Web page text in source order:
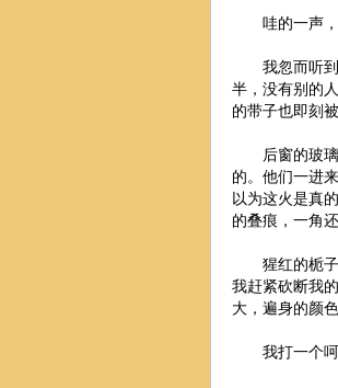
哇的一声，
我忽而听到
半，没有别的
的带子也即刻
后窗的玻璃
的。他们一进
以为这火是真
的叠痕，一角
猩红的栀子
我赶紧砍断我
大，遍身的颜
我打一个呵